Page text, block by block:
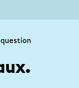
question